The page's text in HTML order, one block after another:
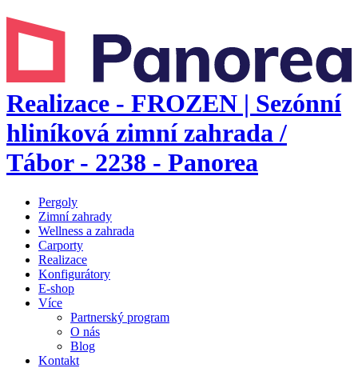
Realizace - FROZEN | Sezónní
hliníková zimní zahrada /
Tábor - 2238 - Panorea
Pergoly
Zimní zahrady
Wellness a zahrada
Carporty
Realizace
Konfigurátory
E-shop
Více
Partnerský program
O nás
Blog
Kontakt